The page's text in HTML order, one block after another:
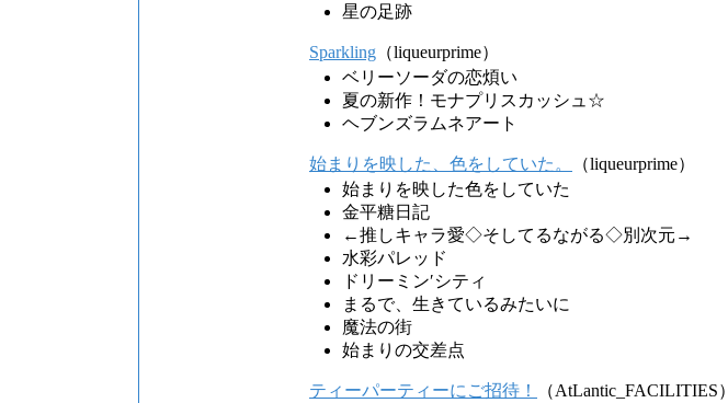
星の足跡
Sparkling （liqueurprime）
ベリーソーダの恋煩い
夏の新作！モナプリスカッシュ☆
ヘブンズラムネアート
始まりを映した、色をしていた。
（liqueurprime）
始まりを映した色をしていた
金平糖日記
←推しキャラ愛◇そしてるながる◇別次元→
水彩パレッド
ドリーミン′シティ
まるで、生きているみたいに
魔法の街
始まりの交差点
ティーパーティーにご招待！
（AtLantic_FACILITIES）